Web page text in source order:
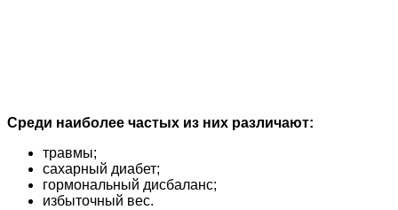
Среди наиболее частых из них различают:
травмы;
сахарный диабет;
гормональный дисбаланс;
избыточный вес.